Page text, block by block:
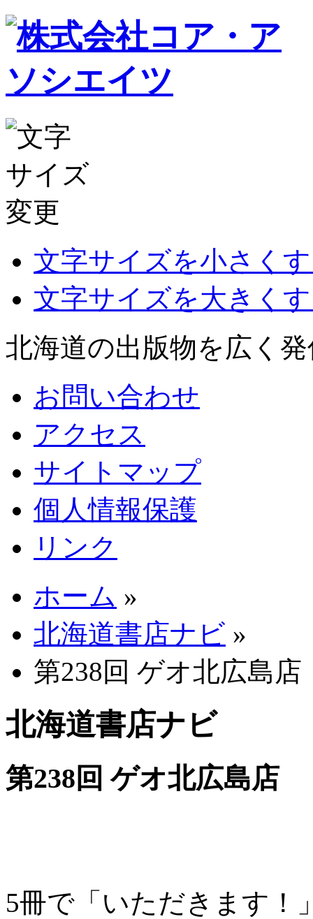
文字サイズを小さく
文字サイズを大きく
北海道の出版物を広く
お問い合わせ
アクセス
サイトマップ
個人情報保護
リンク
ホーム »
北海道書店ナビ »
第238回 ゲオ北広島店
北海道書店ナビ
第238回 ゲオ北広島店
5冊で「いただきます！